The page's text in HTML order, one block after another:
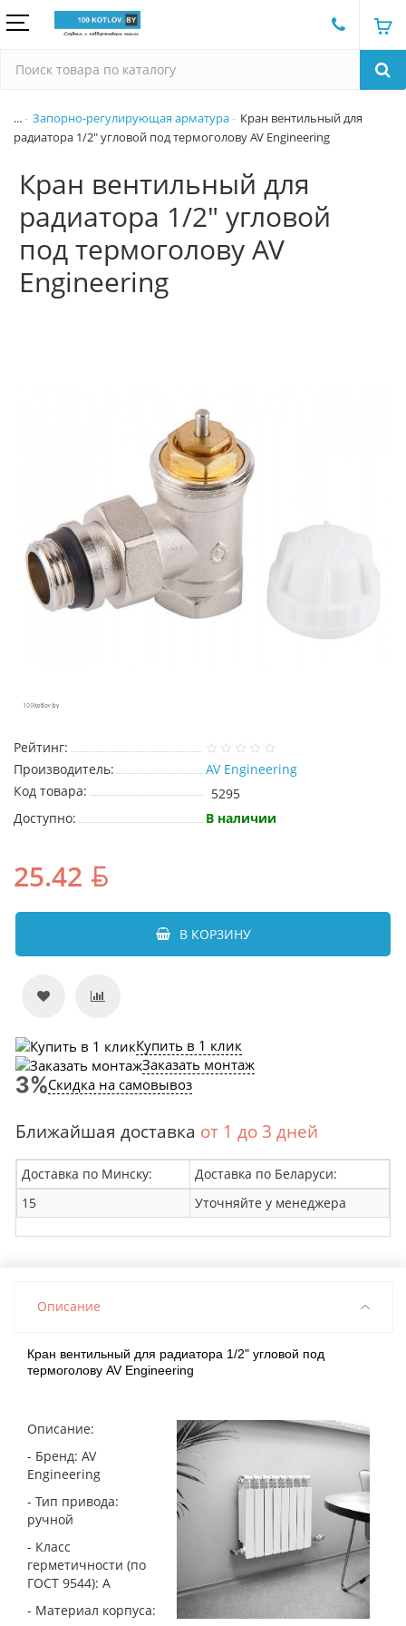
... Запорно-регулирующая арматура
Кран вентильный для
радиатора 1/2" угловой под термоголову AV Engineering
Кран вентильный для
радиатора 1/2" угловой
под термоголову AV
Engineering
Рейтинг:
Производитель:
AV Engineering
Код товара:
5295
Доступно:
В наличии
25.42
В КОРЗИНУ
Купить в 1 клик
Заказать монтаж
Скидка на самовывоз
Ближайшая доставка от 1 до 3 дней
Доставка по Минску:
Доставка по Беларуси:
15
Уточняйте у менеджера
Описание
Кран вентильный для радиатора 1/2" угловой под
термоголову AV Engineering
Описание:
- Бренд: AV
Engineering
- Тип привода:
ручной
- Класс
герметичности (по
ГОСТ 9544): А
- Материал корпуса: